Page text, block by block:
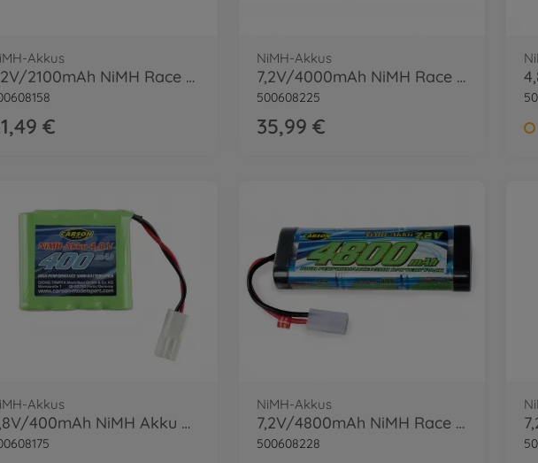
Akkus
7,2V/2100mAh NiMH Race Akku TAM
€
NiMH-Akkus
7,2V/4000mAh NiMH Race Akku TAM
500608225
35,99 €
Akkus
4,8V/400mAh NiMH Akku RC-Bau Mini-TAM
NiMH-Akkus
7,2V/4800mAh NiMH Race Akku TAM
500608228